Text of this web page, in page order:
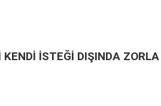
İSTEĞİ DIŞINDA ZORLA